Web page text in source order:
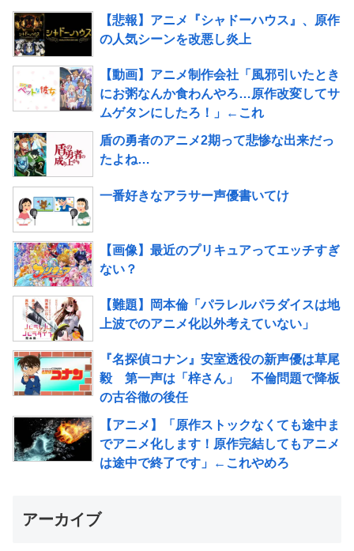
【悲報】アニメ『シャドーハウス』、原作
の人気シーンを改悪し炎上
【動画】アニメ制作会社「風邪引いたとき
にお粥なんか食わんやろ…原作改変してサ
ムゲタンにしたろ！」←これ
盾の勇者のアニメ2期って悲惨な出来だっ
たよね…
一番好きなアラサー声優書いてけ
【画像】最近のプリキュアってエッチすぎ
ない？
【難題】岡本倫「パラレルパラダイスは地
上波でのアニメ化以外考えていない」
『名探偵コナン』安室透役の新声優は草尾
毅 第一声は「梓さん」 不倫問題で降板
の古谷徹の後任
【アニメ】「原作ストックなくても途中ま
でアニメ化します！原作完結してもアニメ
は途中で終了です」←これやめろ
アーカイブ